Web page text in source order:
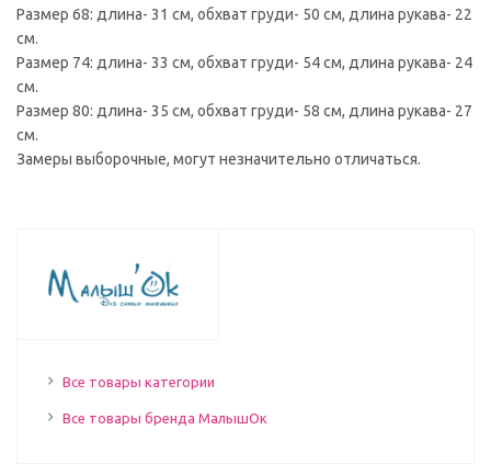
Размер 68: длина- 31 см, обхват груди- 50 см, длина рукава- 22
см.
Размер 74: длина- 33 см, обхват груди- 54 см, длина рукава- 24
см.
Размер 80: длина- 35 см, обхват груди- 58 см, длина рукава- 27
см.
Замеры выборочные, могут незначительно отличаться.
Все товары категории
Все товары бренда МалышОк